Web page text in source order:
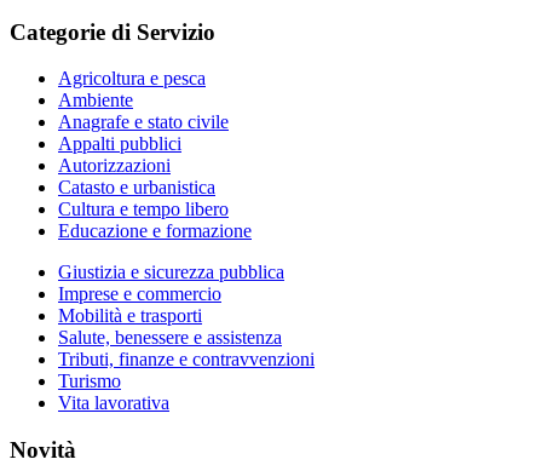
Categorie di Servizio
Agricoltura e pesca
Ambiente
Anagrafe e stato civile
Appalti pubblici
Autorizzazioni
Catasto e urbanistica
Cultura e tempo libero
Educazione e formazione
Giustizia e sicurezza pubblica
Imprese e commercio
Mobilità e trasporti
Salute, benessere e assistenza
Tributi, finanze e contravvenzioni
Turismo
Vita lavorativa
Novità